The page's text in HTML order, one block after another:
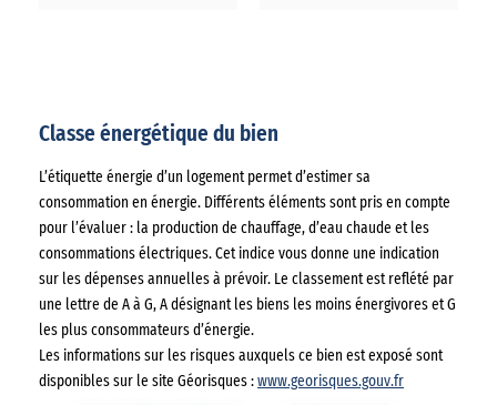
Classe énergétique du bien
L’étiquette énergie d’un logement permet d’estimer sa
consommation en énergie. Différents éléments sont pris en compte
pour l’évaluer : la production de chauffage, d’eau chaude et les
consommations électriques. Cet indice vous donne une indication
sur les dépenses annuelles à prévoir. Le classement est reflété par
une lettre de A à G, A désignant les biens les moins énergivores et G
les plus consommateurs d’énergie.
Les informations sur les risques auxquels ce bien est exposé sont
disponibles sur le site Géorisques : www.georisques.gouv.fr